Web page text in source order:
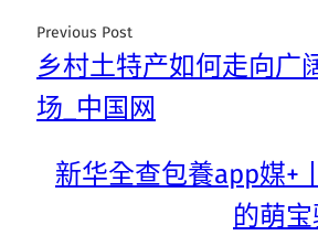
Previous Post
乡村土特产如何走向广
场_中国网
新华全查包養app媒+
的萌